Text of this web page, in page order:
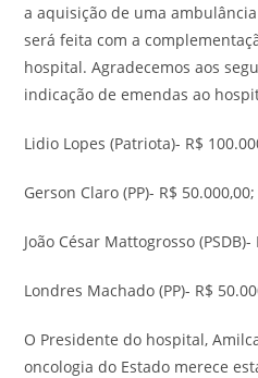
a aquisição de uma
será feita com a
hospital. Agradecemos aos
indicação de emendas ao
Lidio Lopes (Patriota)- R$
Gerson Claro (PP)- R$ 50.000,00;
João César Mattogrosso (PSDB)-
Londres Machado (PP)- R$
O Presidente do hospital,
oncologia do Estado merece